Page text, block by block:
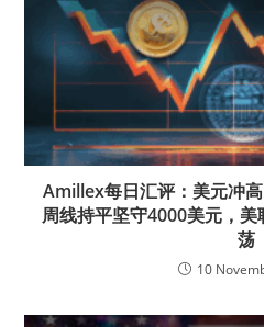
Amillex每日汇评：美元冲
周线持平坚守4000美元，
荡
10